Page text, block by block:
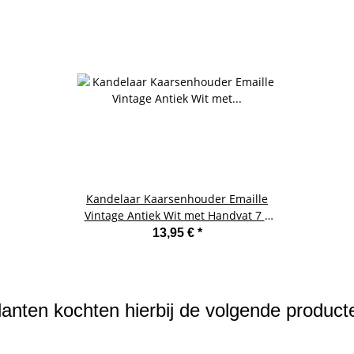
Kandelaar Kaarsenhouder Emaille
Vintage Antiek Wit met Handvat 7 x
21 x 17 cm
13,95 € *
kochten hierbij de volgende